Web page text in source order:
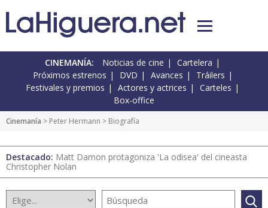
CINEMANÍA: Noticias de cine
Cartelera
Próximos estrenos
DVD Avances
Tráilers
Festivales y premios
Actores y actrices
Carteles
Box-office
Cinemanía > Peter Hermann > Biografía
Destacado: Matt Damon protagoniza 'La odisea' del cineasta
Christopher Nolan